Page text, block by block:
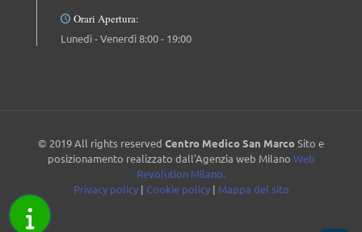
Orari Apertura:
Lunedì - Venerdì 8:00 - 19:00
© 2019 All rights reserved Centro Medico San MarcoSito e
posizionamento realizzato dall'Agenzia web Milano Web
Revolution Milano.
Privacy policy| Cookie policy| Mappa del sito